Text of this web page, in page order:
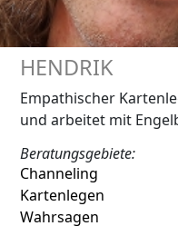
HENDRIK
Empathischer
und arbeitet mit
Beratungsgebiete:
Channeling
Kartenlegen
Wahrsagen